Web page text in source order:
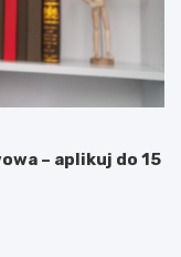
– aplikuj do 15